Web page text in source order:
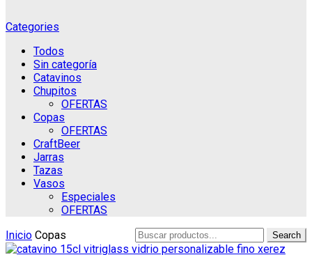
Categories
Todos
Sin categoría
Catavinos
Chupitos
OFERTAS
Copas
OFERTAS
CraftBeer
Jarras
Tazas
Vasos
Especiales
OFERTAS
Inicio Copas
Search
for:
Search